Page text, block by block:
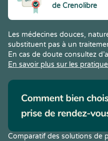
de Crenolibre
Les médecines douces,
substituent pas à un
En cas de doute consultez
En savoir plus sur les
Comparatif des solutions de